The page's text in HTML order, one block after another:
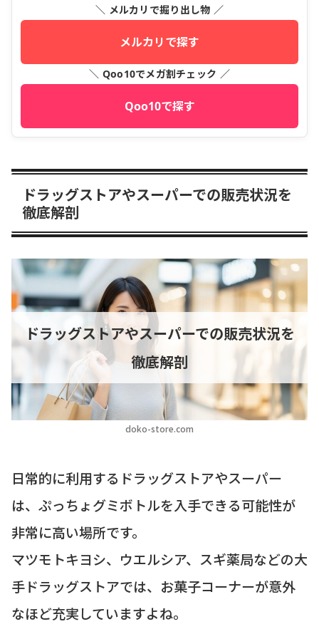
＼ メルカリで掘り出し物 ／
メルカリで探す
＼ Qoo10でメガ割チェック ／
Qoo10で探す
ドラッグストアやスーパーでの販売状況を
徹底解剖
doko-store.com
ドラッグストアやスーパーでの販売状況を
徹底解剖
日常的に利用するドラッグストアやスーパー
は、ぷっちょグミボトルを入手できる可能性が
非常に高い場所です。
マツモトキヨシ、ウエルシア、スギ薬局などの大
手ドラッグストアでは、お菓子コーナーが意外
なほど充実していますよね。